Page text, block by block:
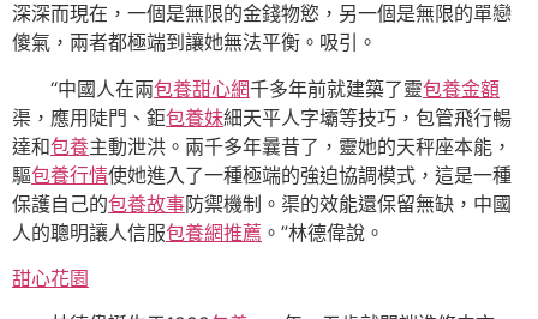
深深而現在，一個是無限的金錢物慾，另一個是無限的單戀
傻氣，兩者都極端到讓她無法平衡。吸引。
“中國人在兩包養甜心網千多年前就建築了靈包養金額
渠，應用陡門、鉅包養妹細天平人字壩等技巧，包管飛行暢
達和包養主動泄洪。兩千多年曩昔了，靈她的天秤座本能，
驅包養行情使她進入了一種極端的強迫協調模式，這是一種
保護自己的包養故事防禦機制。渠的效能還保留無缺，中國
人的聰明讓人信服包養網推薦 。”林德偉說。
甜心花園